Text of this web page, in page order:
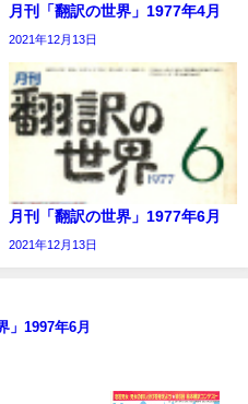
月刊「翻訳の世界」1977年4月
2021年12月13日
月刊「翻訳の世界」1977年6月
2021年12月13日
」1997年6月